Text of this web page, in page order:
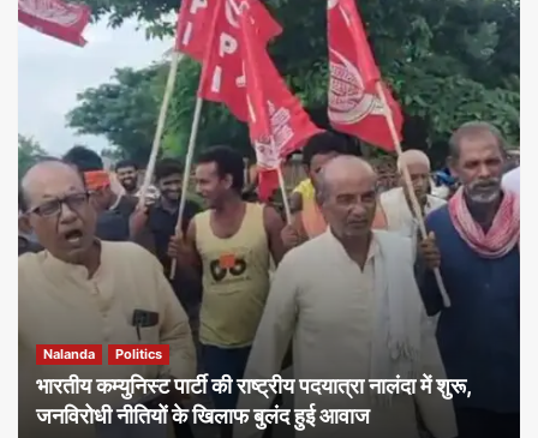
Nalanda Politics
भारतीय कम्युनिस्ट पार्टी की राष्ट्रीय पदयात्रा नालंदा में शुरू,
जनविरोधी नीतियों के खिलाफ बुलंद हुई आवाज